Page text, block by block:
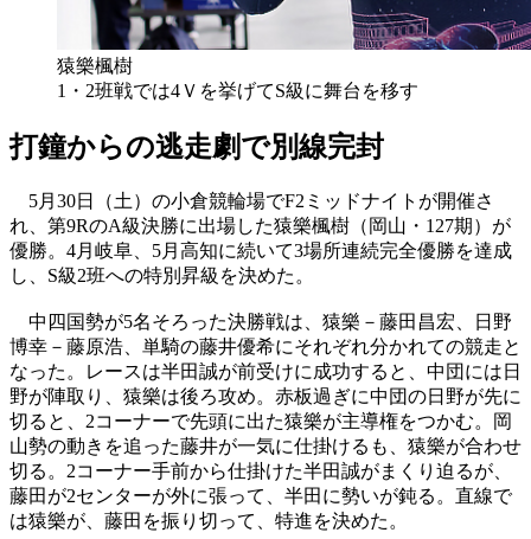
猿樂楓樹
1・2班戦では4Ｖを挙げてS級に舞台を移す
打鐘からの逃走劇で別線完封
5月30日（土）の小倉競輪場でF2ミッドナイトが開催さ
れ、第9RのA級決勝に出場した猿樂楓樹（岡山・127期）が
優勝。4月岐阜、5月高知に続いて3場所連続完全優勝を達成
し、S級2班への特別昇級を決めた。
中四国勢が5名そろった決勝戦は、猿樂－藤田昌宏、日野
博幸－藤原浩、単騎の藤井優希にそれぞれ分かれての競走と
なった。レースは半田誠が前受けに成功すると、中団には日
野が陣取り、猿樂は後ろ攻め。赤板過ぎに中団の日野が先に
切ると、2コーナーで先頭に出た猿樂が主導権をつかむ。岡
山勢の動きを追った藤井が一気に仕掛けるも、猿樂が合わせ
切る。2コーナー手前から仕掛けた半田誠がまくり迫るが、
藤田が2センターが外に張って、半田に勢いが鈍る。直線で
は猿樂が、藤田を振り切って、特進を決めた。